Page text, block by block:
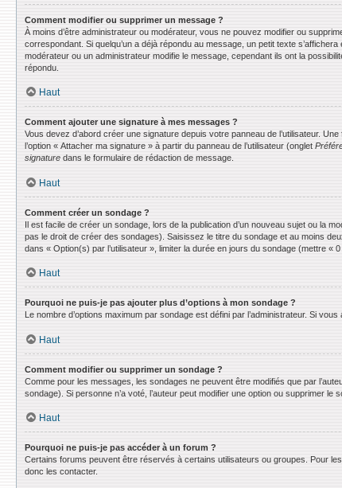
Comment modifier ou supprimer un message ?
À moins d’être administrateur ou modérateur, vous ne pouvez modifier ou
correspondant. Si quelqu’un a déjà répondu au message, un petit texte
modérateur ou un administrateur modifie le message, cependant ils ont la
répondu.
Haut
Comment ajouter une signature à mes messages ?
Vous devez d’abord créer une signature depuis votre panneau de l’utilisateur.
l’option « Attacher ma signature » à partir du panneau de l’utilisateur (onglet
signature dans le formulaire de rédaction de message.
Haut
Comment créer un sondage ?
Il est facile de créer un sondage, lors de la publication d’un nouveau sujet ou la
pas le droit de créer des sondages). Saisissez le titre du sondage et au moins
dans « Option(s) par l’utilisateur », limiter la durée en jours du sondage (mettre «
Haut
Pourquoi ne puis-je pas ajouter plus d’options à mon sondage ?
Le nombre d’options maximum par sondage est défini par l’administrateur. Si
Haut
Comment modifier ou supprimer un sondage ?
Comme pour les messages, les sondages ne peuvent être modifiés que par
sondage). Si personne n’a voté, l’auteur peut modifier une option ou supprimer
Haut
Pourquoi ne puis-je pas accéder à un forum ?
Certains forums peuvent être réservés à certains utilisateurs ou groupes. Pour
donc les contacter.